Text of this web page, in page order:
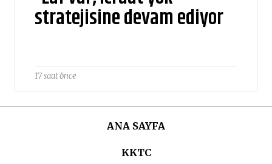
stratejisine devam ediyor
17 saat önce
ANA SAYFA
KKTC